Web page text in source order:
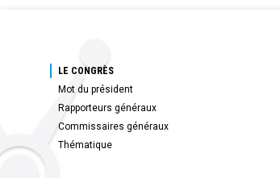
LE CONGRÈS
Mot du président
Rapporteurs généraux
Commissaires généraux
Thématique